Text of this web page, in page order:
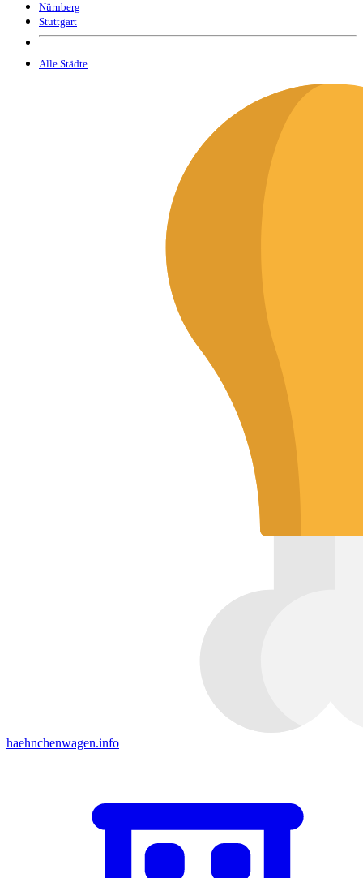
Nürnberg
Stuttgart
Alle Städte
haehnchenwagen.info